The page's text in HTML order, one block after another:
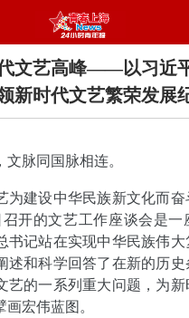
文艺高峰——以习近
新时代文艺繁荣发展
脉同国脉相连。
为建设中华民族新文化而奋
开的文艺工作座谈会是一
书记站在实现中华民族伟
述和科学回答了在新的历
艺的一系列重大问题，为
宏伟蓝图。